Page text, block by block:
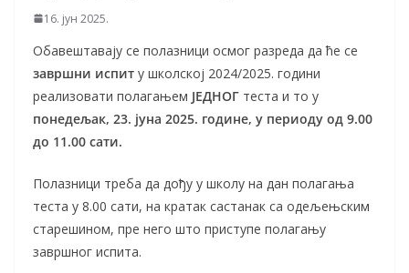
16. јун 2025.
Обавештавају се полазници осмог разреда да ће се
завршни испит у школској 2024/2025. години
реализовати полагањем ЈЕДНОГ теста и то у
понедељак, 23. јуна 2025. године, у периоду од 9.00
до 11.00 сати.
Полазници треба да дођу у школу на дан полагања
теста у 8.00 сати, на кратак састанак са одељењским
старешином, пре него што приступе полагању
завршног испита.